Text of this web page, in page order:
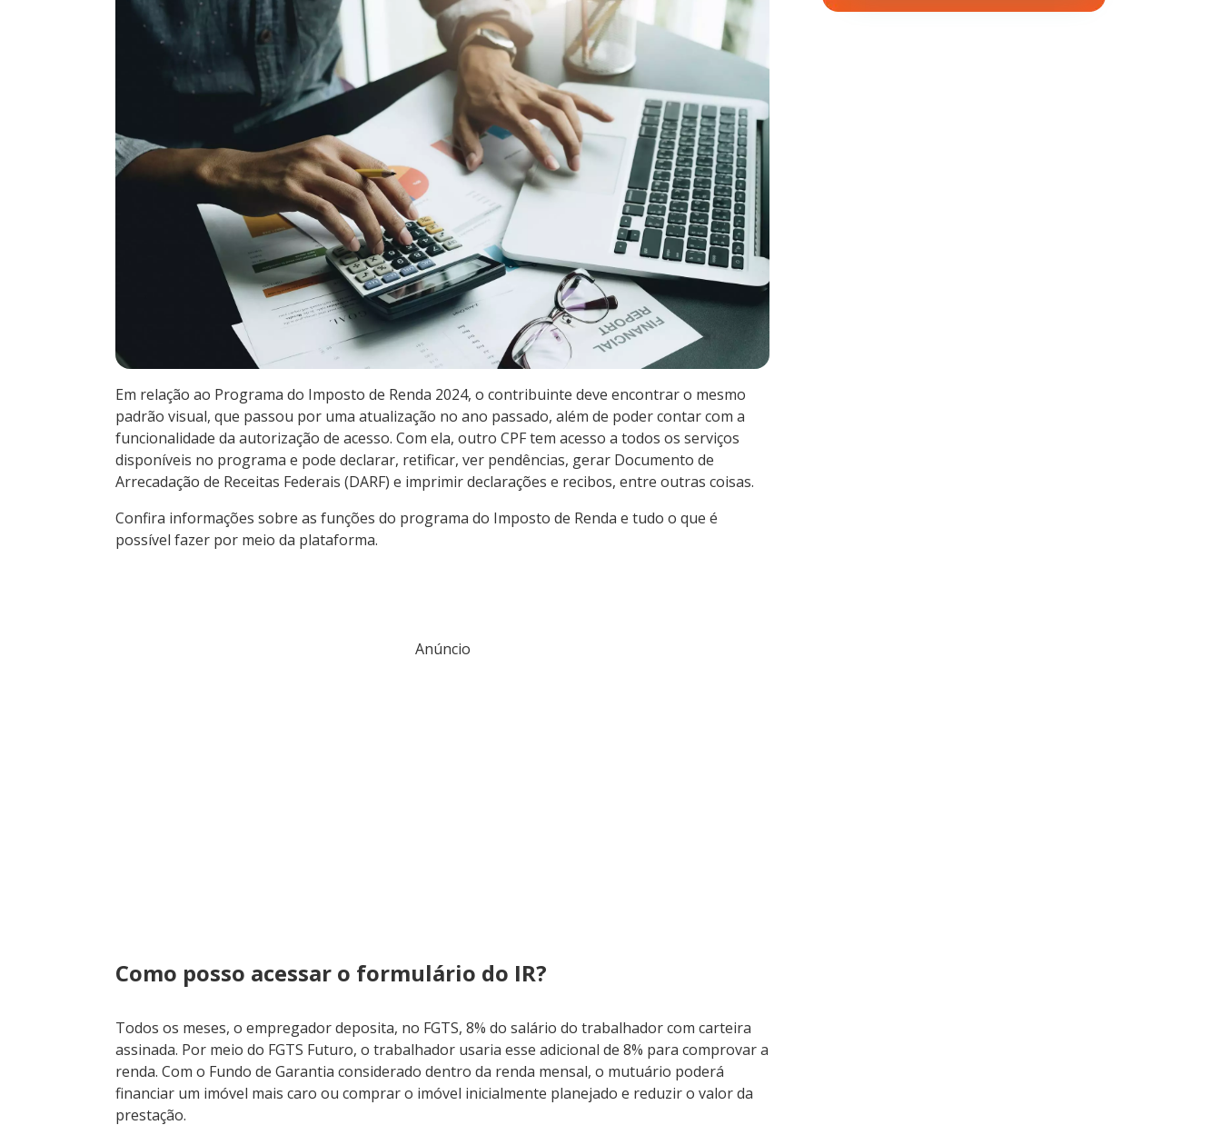
Em relação ao Programa do Imposto de Renda 2024, o contribuinte deve encontrar o mesmo
padrão visual, que passou por uma atualização no ano passado, além de poder contar com a
funcionalidade da autorização de acesso. Com ela, outro CPF tem acesso a todos os serviços
disponíveis no programa e pode declarar, retificar, ver pendências, gerar Documento de
Arrecadação de Receitas Federais (DARF) e imprimir declarações e recibos, entre outras coisas.
Confira informações sobre as funções do programa do Imposto de Renda e tudo o que é
possível fazer por meio da plataforma.
Anúncio
Como posso acessar o formulário do IR?
Todos os meses, o empregador deposita, no FGTS, 8% do salário do trabalhador com carteira
assinada. Por meio do FGTS Futuro, o trabalhador usaria esse adicional de 8% para comprovar a
renda. Com o Fundo de Garantia considerado dentro da renda mensal, o mutuário poderá
financiar um imóvel mais caro ou comprar o imóvel inicialmente planejado e reduzir o valor da
prestação.